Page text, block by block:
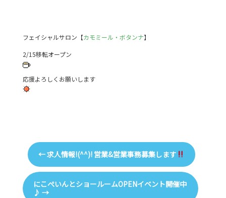
フェイシャルサロン【カモミール・ボタンナ】
2/15移転オープン
応援よろしくお願いします
←求人情報!(^^)! 営業&営業事務募集します
にこぺいんとショールームOPENイベント開催中
♪ →